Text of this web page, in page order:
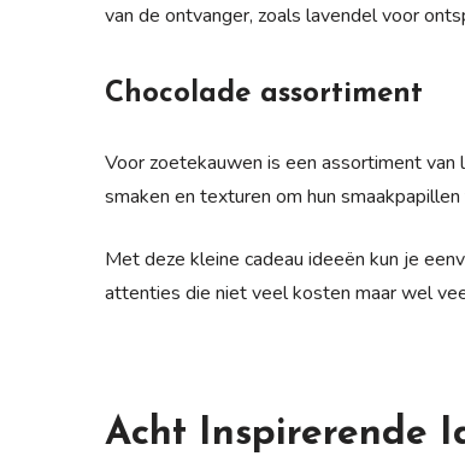
van de ontvanger, zoals lavendel voor
Chocolade assortiment
Voor zoetekauwen is een assortiment van
smaken en texturen om hun
Met deze kleine cadeau ideeën kun je
attenties die niet veel kosten maar wel
Acht Inspirerende